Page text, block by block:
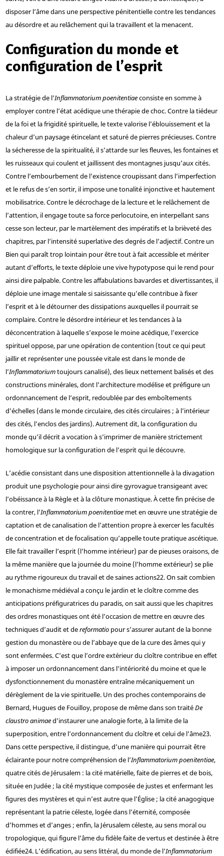
disposer l’âme dans une perspective pénitentielle contre les tendances
au désordre et au relâchement qui la travaillent et la menacent.
Configuration du monde et
configuration de l’esprit
La stratégie de l’Inflammatorium poenitentiaeconsiste en somme à
employer contre l’état acédique une thérapie de choc. Contre la tiédeur
de la foi et la frigidité spirituelle, le texte valorise l’éblouissement et la
chaleur d’un paysage étincelant et saturé de pierres précieuses. Contre
la sécheresse de la spiritualité, il s’attarde sur les fleuves, les fontaines et
les ruisseaux qui coulent et jaillissent des montagnes jusqu’aux cités.
Contre l’embourbement de l’existence croupissant dans l’imperfection
et le refus de s’en sortir, il impose une tonalité injonctive et hautement
mobilisatrice. Contre le décrochage de la lecture et le relâchement de
l’attention, il engage toute sa force perlocutoire, en interpellant sans
cesse son lecteur, par le martèlement des impératifs et la brièveté des
chapitres, par l’intensité superlative des degrés de l’adjectif. Contre un
Bien qui paraît trop lointain pour être tout à fait accessible et mériter
autant d’efforts, le texte déploie une vive hypotypose qui le rend pour
ainsi dire palpable. Contre les affabulations bavardes et divertissantes, il
déploie une image mentale si saisissante qu’elle contribue à fixer
l’esprit et à le détourner des dissipations auxquelles il pourrait se
complaire. Contre le désordre intérieur et les tendances à la
déconcentration à laquelle s’expose le moine acédique, l’exercice
spirituel oppose, par une opération de contention (tout ce qui peut
jaillir et représenter une poussée vitale est dans le monde de
l’Inflammatoriumtoujours canalisé), des lieux nettement balisés et des
constructions minérales, dont l’architecture modélise et préfigure un
ordonnancement de l’esprit, redoublée par des emboîtements
d’échelles (dans le monde circulaire, des cités circulaires ; à l’intérieur
des cités, l’enclos des jardins). Autrement dit, la configuration du
monde qu’il décrit a vocation à s’imprimer de manière strictement
homologique sur la configuration de l’esprit qui le découvre.
L’acédie consistant dans une disposition attentionnelle à la divagation
produit une psychologie pour ainsi dire gyrovague transigeant avec
l’obéissance à la Règle et à la clôture monastique. À cette fin précise de
la contrer, l’Inflammatorium poenitentiaemet en œuvre une stratégie de
captation et de canalisation de l’attention propre à exercer les facultés
de concentration et de focalisation qu’appelle toute pratique ascétique.
Elle fait travailler l’esprit (l’homme intérieur) par de pieuses oraisons, de
la même manière que la journée du moine (l’homme extérieur) se plie
au rythme rigoureux du travail et de saines actions22. On sait combien
le monachisme médiéval a conçu le jardin et le cloître comme des
anticipations préfiguratrices du paradis, on sait aussi que les chapitres
des ordres monastiques ont été l’occasion de mettre en œuvre des
techniques d’audit et dereformatiopour s’assurer autant de la bonne
gestion du monastère ou de l’abbaye que de la cure des âmes qui y
sont enfermées. C’est que l’ordre extérieur du cloître contribue en effet
à imposer un ordonnancement dans l’intériorité du moine et que le
dysfonctionnement du monastère entraîne mécaniquement un
dérèglement de la vie spirituelle. Un des proches contemporains de
Bernard, Hugues de Fouilloy, propose de même dans son traitéDe
claustro animaed’instaurer une analogie forte, à la limite de la
superposition, entre l’ordonnancement du cloître et celui de l’âme23.
Dans cette perspective, il distingue, d’une manière qui pourrait être
éclairante pour notre compréhension de l’Inflammatorium poenitentiae,
quatre cités de Jérusalem : la cité matérielle, faite de pierres et de bois,
située en Judée ; la cité mystique composée de justes et enfermant les
figures des mystères et qui n’est autre que l’Église ; la cité anagogique
représentant la patrie céleste, logée dans l’éternité, composée
d’hommes et d’anges ; enfin, la Jérusalem céleste, au sens moral ou
tropologique, qui figure l’âme du fidèle faite de vertus et destinée à être
édifiée24. L’édification, au sens littéral, du monde de l’Inflammatorium